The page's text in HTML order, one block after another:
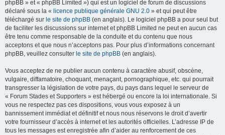
phpBB » et « phpBB Limited ») qui est un logiciel de forum de discussions
déclaré sous la « licence publique générale GNU 2.0 » et qui peut être
téléchargé sur le site de phpBB (en anglais). Le logiciel phpBB a pour seul but
de faciliter les discussions sur internet et phpBB Limited ne peut en aucun cas
être tenu comme responsable de la conduite et du contenu que nous
acceptons et que nous n’acceptons pas. Pour plus d’informations concernant
phpBB, veuillez consulter le site de phpBB (en anglais).
Vous acceptez de ne publier aucun contenu à caractère abusif, obscène,
vulgaire, diffamatoire, choquant, menaçant, pornographique, etc. qui pourrait
transgresser la législation de votre pays, du pays dans lequel le serveur de
« Forum Stades et Supporters » est hébergé ou encore la loi internationale. Si
vous ne respectez pas ces dispositions, vous vous exposez à un
bannissement immédiat et définitif et nous nous réservons le droit d’avertir
votre fournisseur d’accès à internet et les autorités officielles. L’adresse IP de
tous les messages est enregistrée afin d’aider au renforcement de ces